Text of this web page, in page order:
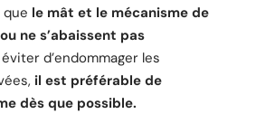
le mât et le mécanisme de
ne s’abaissent pas
d’endommager les
il est préférable de
dès que possible.